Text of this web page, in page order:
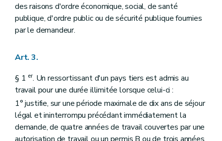
des raisons d'ordre économique, social, de santé
publique, d'ordre public ou de sécurité publique fournies
par le demandeur.
Art. 3.
§ 1 er. Un ressortissant d'un pays tiers est admis au
travail pour une durée illimitée lorsque celui-ci :
1° justifie, sur une période maximale de dix ans de séjour
légal et ininterrompu précédant immédiatement la
demande, de quatre années de travail couvertes par une